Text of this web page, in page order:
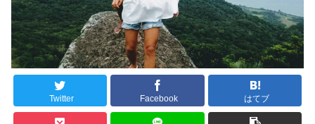
Twitter Facebook はてブ